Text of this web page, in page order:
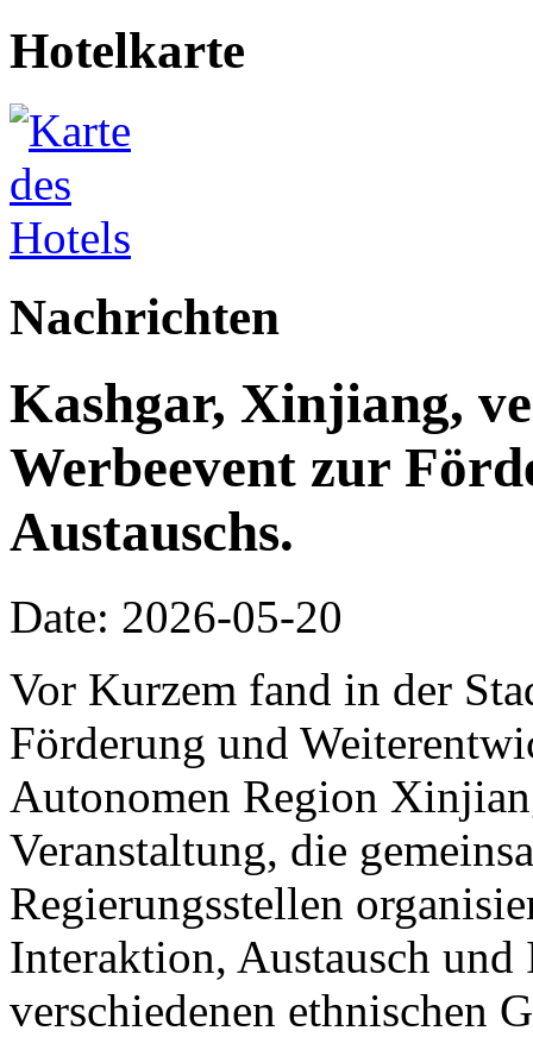
Hotelkarte
Nachrichten
Kashgar, Xinjiang,
Werbeevent zur
Austauschs.
Date: 2026-05-20
Vor Kurzem fand in der
Förderung und
Autonomen Region
Veranstaltung, die
Regierungsstellen
Interaktion, Austausch
verschiedenen ethnischen